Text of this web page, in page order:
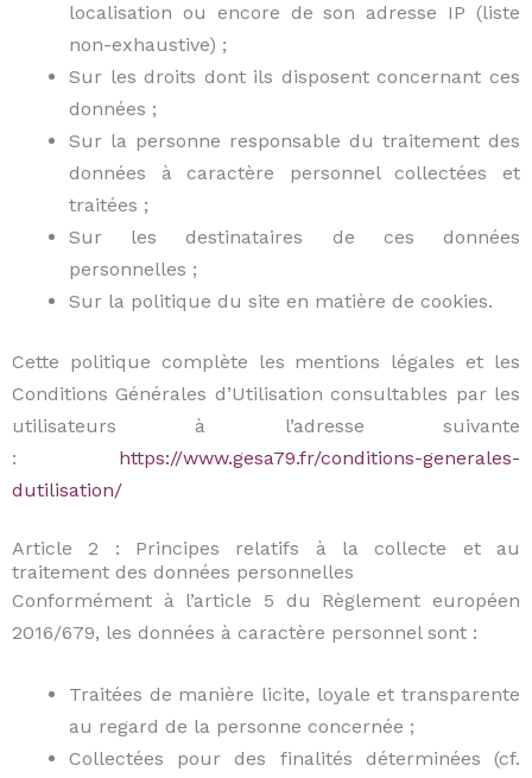
localisation ou encore de son adresse IP (liste
non-exhaustive) ;
Sur les droits dont ils disposent concernant ces
données ;
Sur la personne responsable du traitement des
données à caractère personnel collectées et
traitées ;
Sur les destinataires de ces données
personnelles ;
Sur la politique du site en matière de cookies.
Cette politique complète les mentions légales et les
Conditions Générales d’Utilisation consultables par les
utilisateurs à l’adresse suivante
: https://www.gesa79.fr/conditions-generales-
dutilisation/
Article 2 : Principes relatifs à la collecte et au
traitement des données personnelles
Conformément à l’article 5 du Règlement européen
2016/679, les données à caractère personnel sont :
Traitées de manière licite, loyale et transparente
au regard de la personne concernée ;
Collectées pour des finalités déterminées (cf.